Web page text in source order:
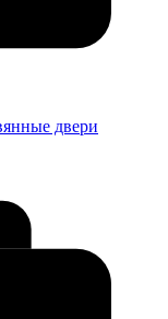
двери